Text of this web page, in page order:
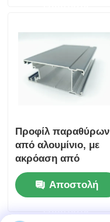
Προφίλ παραθύρων
από αλουμίνιο, με
ακρόαση από
αλουμίνιο
Αποστολή
ερώτησης